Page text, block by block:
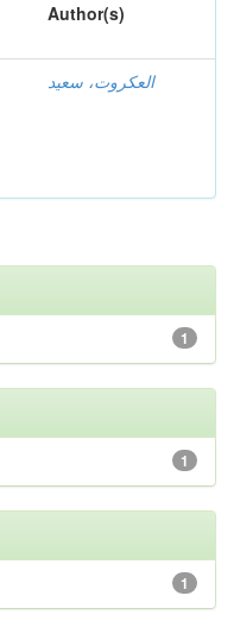
Author(s)
العكروت، سعيد
1
1
1